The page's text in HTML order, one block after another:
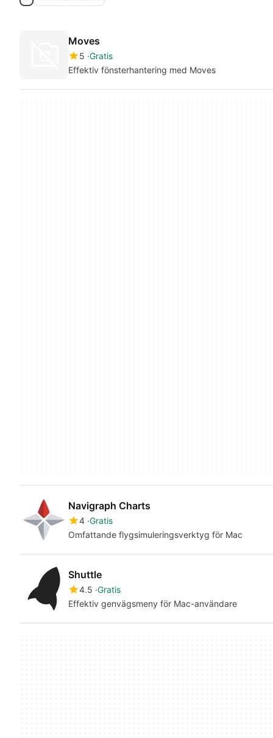
Moves
5 Gratis
Effektiv fönsterhantering med Moves
Navigraph Charts
4 Gratis
Omfattande flygsimuleringsverktyg för Mac
Shuttle
4.5 Gratis
Effektiv genvägsmeny för Mac-användare